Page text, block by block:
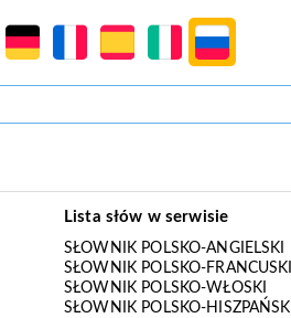
Lista słów w serwisie
SŁOWNIK POLSKO-ANGIELSKI
SŁOWNIK POLSKO-FRANCUSKI
SŁOWNIK POLSKO-WŁOSKI
SŁOWNIK POLSKO-HISZPAŃSKI